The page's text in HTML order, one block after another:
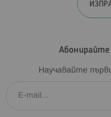
Научавайте